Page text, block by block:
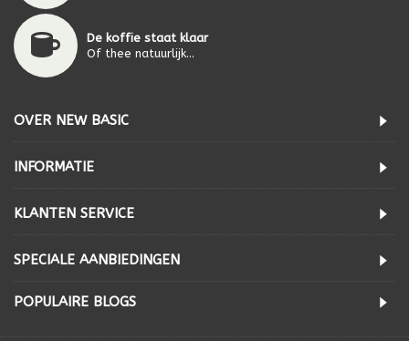
De koffie staat klaar
Of thee natuurlijk...
OVER NEW BASIC
INFORMATIE
KLANTEN SERVICE
SPECIALE AANBIEDINGEN
POPULAIRE BLOGS